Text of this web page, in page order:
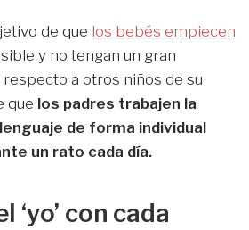
de que los bebés empiecen
y no tengan un gran
a otros niños de su
que los padres trabajen la
de forma individual
un rato cada día.
‘yo’ con cada